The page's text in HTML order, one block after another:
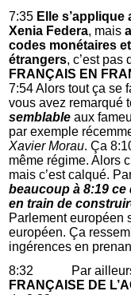
7:35 Elle
Xenia Federa, mais
codes monétaires
étrangers, c’est pas
FRANÇAIS EN
7:54 Alors tout ça se
vous avez remarqué
semblable aux
par exemple
Xavier Morau. Ça
même régime. Alors
mais c’est calqué.
beaucoup à 8:19 ce
en train de
Parlement européen
européen. Ça
ingérences en
8:32 Par ailleurs,
FRANÇAISE DE